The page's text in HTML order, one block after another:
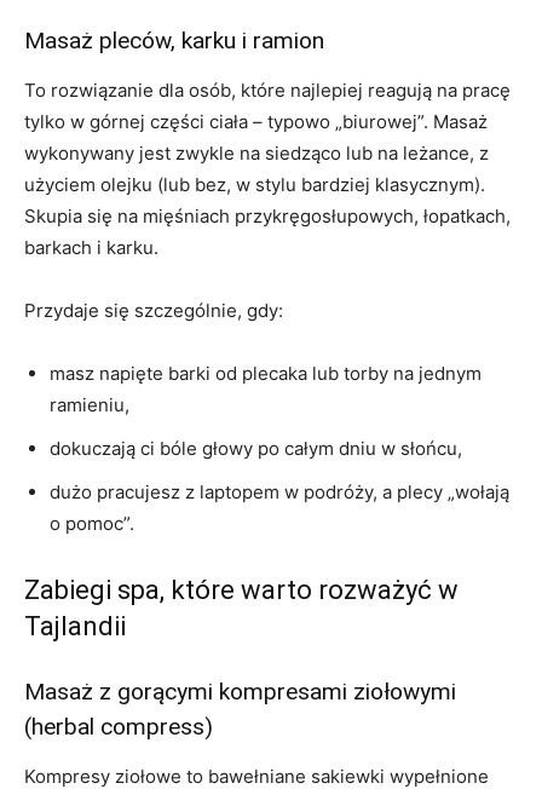
Masaż pleców, karku i ramion
To rozwiązanie dla osób, które najlepiej reagują na pracę
tylko w górnej części ciała – typowo „biurowej”. Masaż
wykonywany jest zwykle na siedząco lub na leżance, z
użyciem olejku (lub bez, w stylu bardziej klasycznym).
Skupia się na mięśniach przykręgosłupowych, łopatkach,
barkach i karku.
Przydaje się szczególnie, gdy:
masz napięte barki od plecaka lub torby na jednym
ramieniu,
dokuczają ci bóle głowy po całym dniu w słońcu,
dużo pracujesz z laptopem w podróży, a plecy „wołają
o pomoc”.
Zabiegi spa, które warto rozważyć w
Tajlandii
Masaż z gorącymi kompresami ziołowymi
(herbal compress)
Kompresy ziołowe to bawełniane sakiewki wypełnione